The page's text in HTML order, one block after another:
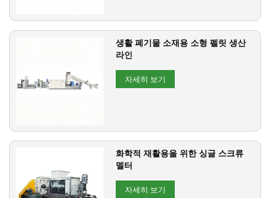
생활 폐기물 소재용 소형 펠릿 생산
라인
자세히 보기
화학적 재활용을 위한 싱글 스크류
멜터
자세히 보기